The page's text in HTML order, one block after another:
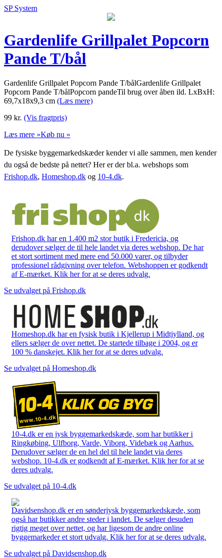
SP System
Gardenlife Grillpalet Popcorn
Pande T/bål
Gardenlife Grillpalet Popcorn Pande T/bålGardenlife Grillpalet
Popcorn Pande T/bålPopcorn pandeTil brug over åben ild. LxBxH:
69,7x18x9,3 cm (Læs mere)
99 kr. (Vis fragtpris)
Læs mere »Køb nu »
De fysiske byggemarkedskæder kender vi alle sammen, men kender
du også de bedste på nettet? Her er der bl.a. webshops som
Frishop.dk, Homeshop.dk og 10-4.dk.
Frishop.dk har en 1.400 m2 stor butik i Fredericia, og
derudover sælger de til hele landet via deres webshop. De har
et stort sortiment med mere end 50.000 varer, og tilbyder
professionel rådgivning over telefon. Webshoppen er godkendt
af E-mærket. Klik her for at se deres udvalg.
Se udvalget på Frishop.dk
Homeshop.dk har en fysisk butik i Kjellerup i Midtjylland, og
ellers sælger de over nettet. De startede tilbage i 2004, og er
100 % danskejet. Klik her for at se deres udvalg.
Se udvalget på Homeshop.dk
10-4.dk er en jysk byggemarkedskæde, som har butikker i
Ringkøbing, Ulfborg, Varde, Viborg, Videbæk og Aarhus.
Derudover sælger de en hel del til hele landet via deres
webshop. 10-4.dk er godkendt af E-mærket. Klik her for at se
deres udvalg.
Se udvalget på 10-4.dk
Davidsenshop.dk er en sønderjysk byggemarkedskæde, som
også har butikker andre steder i landet. De sælger desuden
rigtig meget over nettet, og har ligesom de andre online
byggemarkeder et stort udvalg. Klik her for at se deres udvalg.
Se udvalget på Davidsenshop.dk